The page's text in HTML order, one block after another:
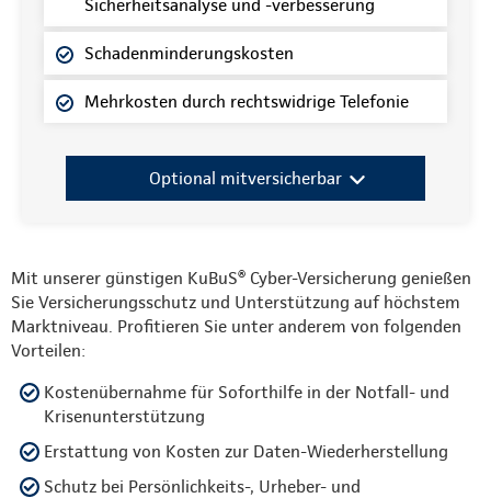
Sicherheitsanalyse und -verbesserung
Schadenminderungskosten
Mehrkosten durch rechtswidrige Telefonie
Optional mitversicherbar
Mit unserer günstigen KuBuS® Cyber-Versicherung genießen
Sie Versicherungsschutz und Unterstützung auf höchstem
Marktniveau. Profitieren Sie unter anderem von folgenden
Vorteilen:
Kostenübernahme für Soforthilfe in der Notfall- und
Krisenunterstützung
Erstattung von Kosten zur Daten-Wiederherstellung
Schutz bei Persönlichkeits-, Urheber- und